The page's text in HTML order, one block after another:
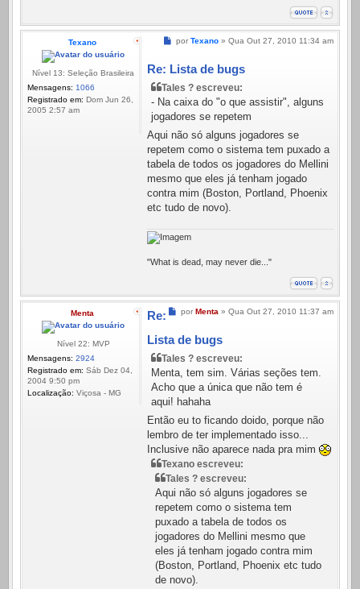
Texano
Nível 13: Seleção Brasileira
Mensagens: 1066
Registrado em: Dom Jun 26,
2005 2:57 am
Mensagem
por Texano » Qua Out 27, 2010 11:34 am
Re: Lista de bugs
Tales ? escreveu:
- Na caixa do "o que assistir", alguns
jogadores se repetem
Aqui não só alguns jogadores se
repetem como o sistema tem puxado a
tabela de todos os jogadores do Mellini
mesmo que eles já tenham jogado
contra mim (Boston, Portland, Phoenix
etc tudo de novo).
"What is dead, may never die..."
Menta
Nível 22: MVP
Mensagens: 2924
Registrado em: Sáb Dez 04,
2004 9:50 pm
Localização: Viçosa - MG
Mensagem
por Menta » Qua Out 27, 2010 11:37 am
Re:
Lista de bugs
Tales ? escreveu:
Menta, tem sim. Várias seções tem.
Acho que a única que não tem é
aqui! hahaha
Então eu to ficando doido, porque não
lembro de ter implementado isso...
Inclusive não aparece nada pra mim
Texano escreveu:
Tales ? escreveu:
Aqui não só alguns jogadores se
repetem como o sistema tem
puxado a tabela de todos os
jogadores do Mellini mesmo que
eles já tenham jogado contra mim
(Boston, Portland, Phoenix etc tudo
de novo).